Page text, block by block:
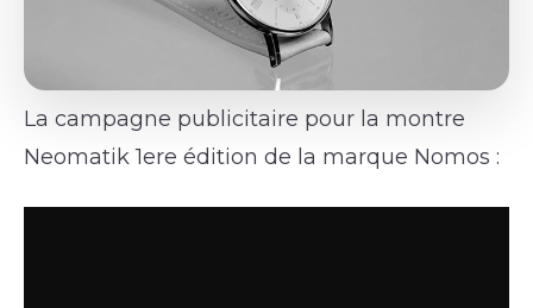
La campagne publicitaire pour la montre
Neomatik 1ere édition de la marque Nomos :